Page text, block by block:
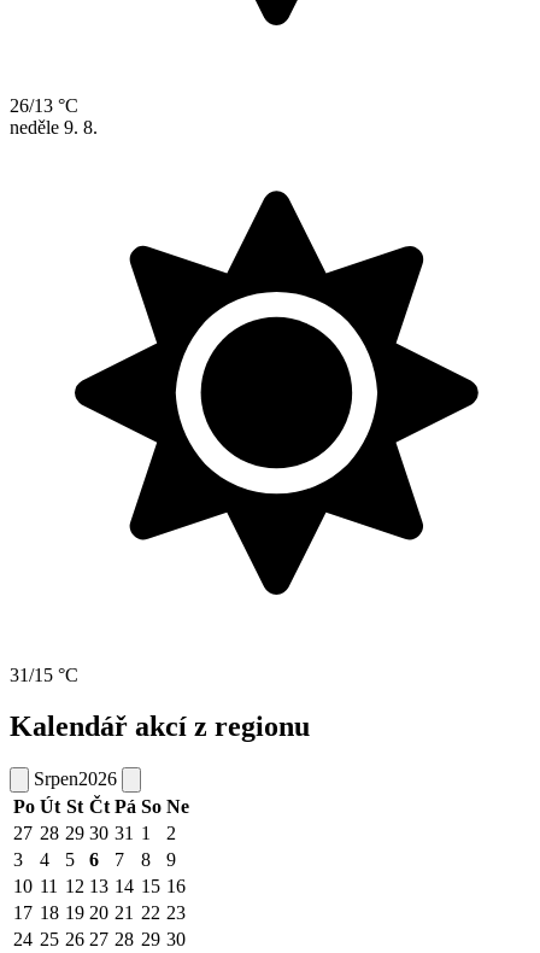
26/13 °C
neděle 9. 8.
31/15 °C
Kalendář akcí z regionu
Srpen2026
Po Út St Čt Pá So Ne
27 28 29 30 31 1
2
3
4 5 6 7 8
9
10 11 12 13 14 15 16
17 18 19 20 21 22 23
24 25 26 27 28 29 30